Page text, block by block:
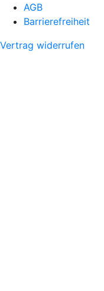
AGB
Barrierefreiheit
Vertrag widerrufen